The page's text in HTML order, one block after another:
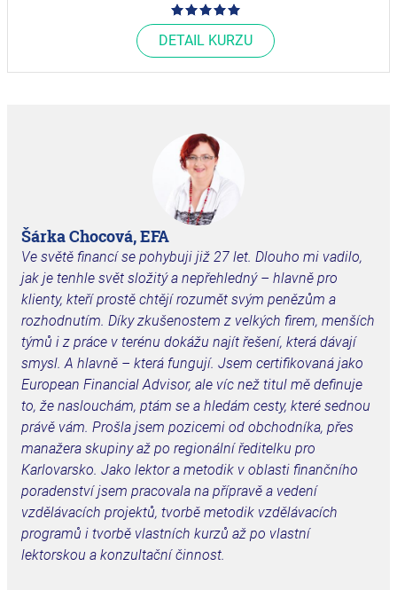
DETAIL KURZU
Šárka Chocová, EFA
Ve světě financí se pohybuji již 27 let. Dlouho mi vadilo,
jak je tenhle svět složitý a nepřehledný – hlavně pro
klienty, kteří prostě chtějí rozumět svým penězům a
rozhodnutím. Díky zkušenostem z velkých firem, menších
týmů i z práce v terénu dokážu najít řešení, která dávají
smysl. A hlavně – která fungují. Jsem certifikovaná jako
European Financial Advisor, ale víc než titul mě definuje
to, že naslouchám, ptám se a hledám cesty, které sednou
právě vám. Prošla jsem pozicemi od obchodníka, přes
manažera skupiny až po regionální ředitelku pro
Karlovarsko. Jako lektor a metodik v oblasti finančního
poradenství jsem pracovala na přípravě a vedení
vzdělávacích projektů, tvorbě metodik vzdělávacích
programů i tvorbě vlastních kurzů až po vlastní
lektorskou a konzultační činnost.